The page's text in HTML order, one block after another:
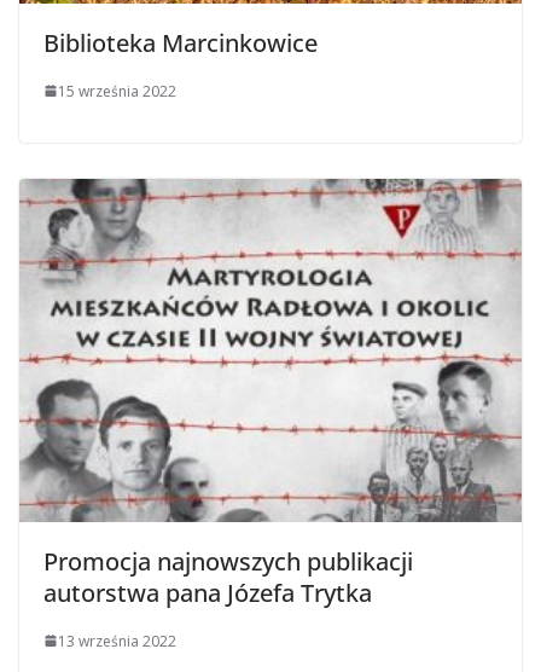
Biblioteka Marcinkowice
15 września 2022
Promocja najnowszych publikacji
autorstwa pana Józefa Trytka
13 września 2022